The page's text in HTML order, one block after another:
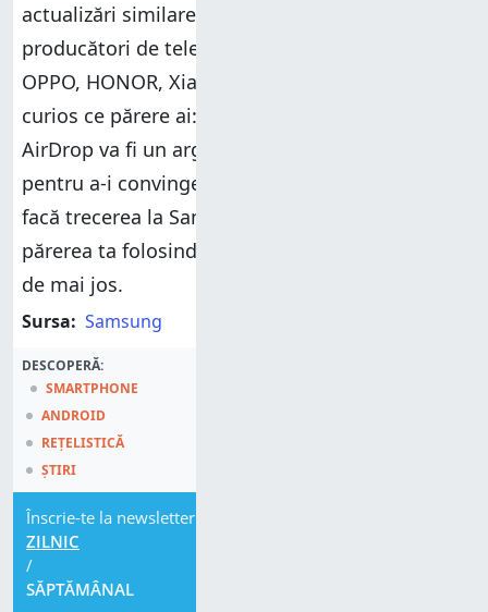
actualizări similare vor fi oferite și de alți
producători de telefoane, precum Motorola,
OPPO, HONOR, Xiaomi și alții. La final, sunt
curios ce părere ai: Crezi că suportul pentru
AirDrop va fi un argument suficient de puternic
pentru a-i convinge pe utilizatorii de iPhone să
facă trecerea la Samsung Galaxy? Spune-mi
părerea ta folosind opțiunile pentru comentarii
de mai jos.
Sursa: Samsung
DESCOPERĂ:
SMARTPHONE
ANDROID
REȚELISTICĂ
ȘTIRI
Înscrie-te la newsletter
ZILNIC
/
SĂPTĂMÂNAL